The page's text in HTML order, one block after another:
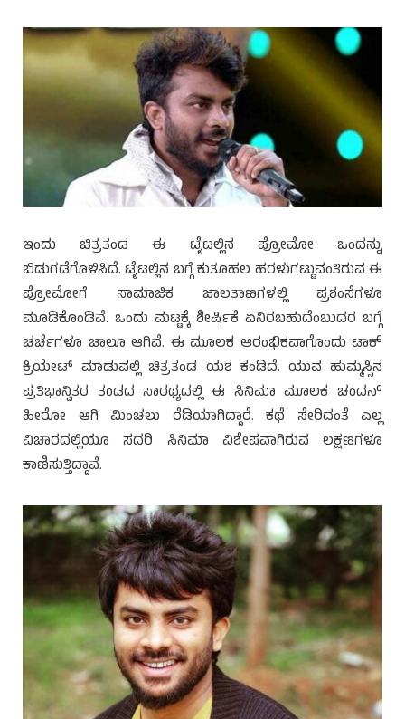
ಇಂದು ಚಿತ್ರತಂಡ ಈ ಟೈಟಲ್ಲಿನ ಪ್ರೋಮೋ ಒಂದನ್ನು
ಬಿಡುಗಡೆಗೊಳಿಸಿದೆ. ಟೈಟಲ್ಲಿನ ಬಗ್ಗೆ ಕುತೂಹಲ ಹರಳುಗಟ್ಟುವಂತಿರುವ ಈ
ಪ್ರೋಮೋಗೆ ಸಾಮಾಜಿಕ ಜಾಲತಾಣಗಳಲ್ಲಿ ಪ್ರಶಂಸೆಗಳೂ
ಮೂಡಿಕೊಂಡಿವೆ. ಒಂದು ಮಟ್ಟಕ್ಕೆ ಶೀರ್ಷಿಕೆ ಏನಿರಬಹುದೆಂಬುದರ ಬಗ್ಗೆ
ಚರ್ಚೆಗಳೂ ಚಾಲೂ ಆಗಿವೆ. ಈ ಮೂಲಕ ಆರಂಭಿಕವಾಗೊಂದು ಟಾಕ್
ಕ್ರಿಯೇಟ್ ಮಾಡುವಲ್ಲಿ ಚಿತ್ರತಂಡ ಯಶ ಕಂಡಿದೆ. ಯುವ ಹುಮ್ಮಸ್ಸಿನ
ಪ್ರತಿಭಾನ್ವಿತರ ತಂಡದ ಸಾರಥ್ಯದಲ್ಲಿ ಈ ಸಿನಿಮಾ ಮೂಲಕ ಚಂದನ್
ಹೀರೋ ಆಗಿ ಮಿಂಚಲು ರೆಡಿಯಾಗಿದ್ದಾರೆ. ಕಥೆ ಸೇರಿದಂತೆ ಎಲ್ಲ
ವಿಚಾರದಲ್ಲಿಯೂ ಸದರಿ ಸಿನಿಮಾ ವಿಶೇಷವಾಗಿರುವ ಲಕ್ಷಣಗಳೂ
ಕಾಣಿಸುತ್ತಿದ್ದಾವೆ.